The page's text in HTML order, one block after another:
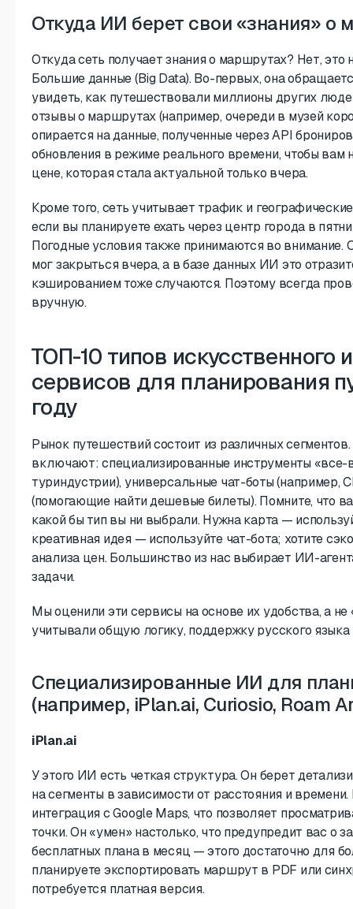
Откуда ИИ берет свои «знания» о
Откуда сеть получает знания о маршрутах? Нет, это
Большие данные (Big Data). Во-первых, она
увидеть, как путешествовали миллионы других
отзывы о маршрутах (например, очереди в музей
опирается на данные, полученные через API
обновления в режиме реального времени, чтобы
цене, которая стала актуальной только вчера.
Кроме того, сеть учитывает трафик и
если вы планируете ехать через центр города в
Погодные условия также принимаются во внимание.
мог закрыться вчера, а в базе данных ИИ это
кэшированием тоже случаются. Поэтому всегда
вручную.
ТОП-10 типов искусственного
сервисов для планирования
году
Рынок путешествий состоит из различных
включают: специализированные инструменты
туриндустрии), универсальные чат-боты (например,
(помогающие найти дешевые билеты). Помните, что
какой бы тип вы ни выбрали. Нужна карта —
креативная идея — используйте чат-бота; хотите
анализа цен. Большинство из нас выбирает ИИ-
задачи.
Мы оценили эти сервисы на основе их удобства, а
учитывали общую логику, поддержку русского языка
Специализированные ИИ для
(например, iPlan.ai, Curiosio, Roam
iPlan.ai
У этого ИИ есть четкая структура. Он берет
на сегменты в зависимости от расстояния и
интеграция с Google Maps, что позволяет
точки. Он «умен» настолько, что предупредит вас о
бесплатных плана в месяц — этого достаточно для
планируете экспортировать маршрут в PDF или
потребуется платная версия.